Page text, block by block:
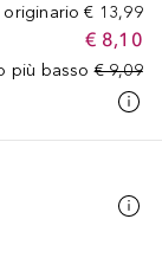
originario € 13,99
€ 8,10
più basso € 9,09